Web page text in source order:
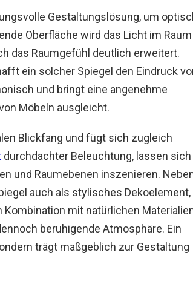
Gestaltungslösung, um
Oberfläche wird das Licht im Raum
das Raumgefühl deutlich erweitert.
ein solcher Spiegel den Eindruck
und bringt eine angenehme
Möbeln ausgleicht.
Blickfang und fügt sich zugleich
durchdachter Beleuchtung, lassen sich
und Raumebenen inszenieren.
auch als stylisches Dekoelement,
mit natürlichen
beruhigende Atmosphäre. Ein
trägt maßgeblich zur Gestaltung